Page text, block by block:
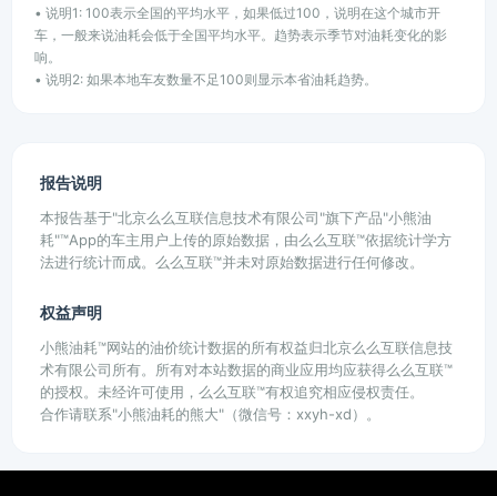
• 说明1: 100表示全国的平均水平，如果低过100，说明在这个城市开
车，一般来说油耗会低于全国平均水平。趋势表示季节对油耗变化的影
响。
• 说明2: 如果本地车友数量不足100则显示本省油耗趋势。
报告说明
本报告基于"北京么么互联信息技术有限公司"旗下产品"小熊油
耗"™App的车主用户上传的原始数据，由么么互联™依据统计学方
法进行统计而成。么么互联™并未对原始数据进行任何修改。
权益声明
小熊油耗™网站的油价统计数据的所有权益归北京么么互联信息技
术有限公司所有。所有对本站数据的商业应用均应获得么么互联™
的授权。未经许可使用，么么互联™有权追究相应侵权责任。
合作请联系"小熊油耗的熊大"（微信号：xxyh-xd）。